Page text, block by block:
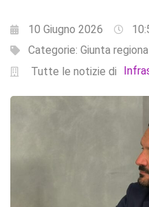
10 Giugno 2026
Categorie: Giunta
Tutte le notizie di